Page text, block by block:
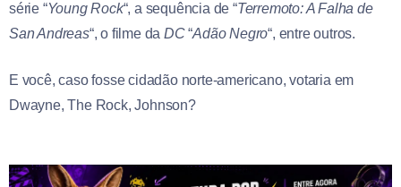
série “Young Rock“, a sequência de “Terremoto: A Falha de
San Andreas“, o filme daDC“Adão Negro“, entre outros.
E você, caso fosse cidadão norte-americano, votaria em
Dwayne, The Rock, Johnson?